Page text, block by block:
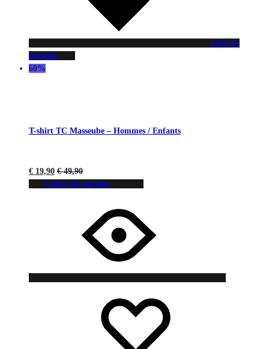
Liste de
souhaits
60%
T-shirt TC Masseube – Hommes / Enfants
€ 19,90 €49,90
Choix des options